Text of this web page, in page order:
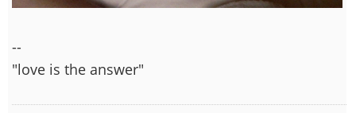
--
"love is the answer"